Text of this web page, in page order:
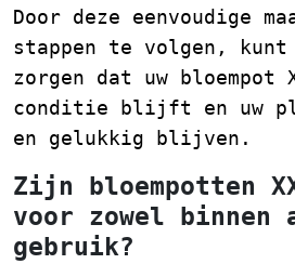
Door deze eenvoudige
stappen te volgen,
zorgen dat uw bloempot
conditie blijft en uw
en gelukkig blijven.
Zijn bloempotten
voor zowel binnen
gebruik?